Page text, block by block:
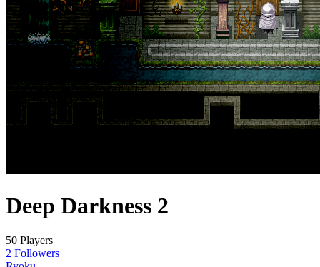
Deep Darkness 2
50 Players
2 Followers